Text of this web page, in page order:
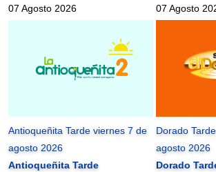
07 Agosto 2026
07 Agosto
Antioqueñita Tarde viernes 7 de
agosto 2026
Antioqueñita Tarde
Dorado
agosto 2026
Dorado